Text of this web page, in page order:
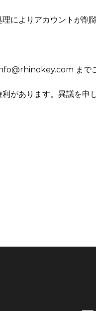
によりアカウントが削
まで
があります。異議を申